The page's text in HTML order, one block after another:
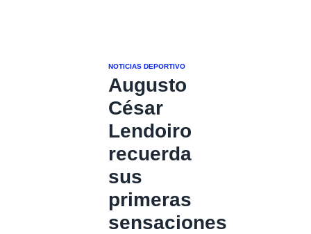
NOTICIAS DEPORTIVO
Augusto
César
Lendoiro
recuerda
sus
primeras
sensaciones